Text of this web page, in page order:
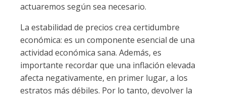
actuaremos según sea necesario.
La estabilidad de precios crea certidumbre
económica: es un componente esencial de una
actividad económica sana. Además, es
importante recordar que una inflación elevada
afecta negativamente, en primer lugar, a los
estratos más débiles. Por lo tanto, devolver la